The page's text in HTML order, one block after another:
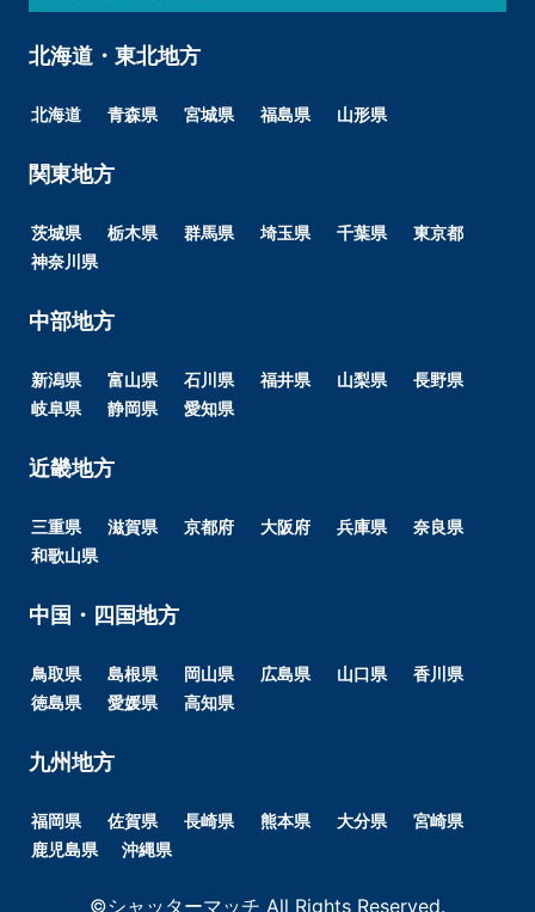
北海道・東北地方
北海道 青森県 宮城県 福島県 山形県
関東地方
茨城県 栃木県 群馬県 埼玉県 千葉県
東京都
神奈川県
中部地方
新潟県 富山県 石川県 福井県 山梨県
長野県
岐阜県
静岡県 愛知県
近畿地方
三重県 滋賀県 京都府 大阪府 兵庫県
奈良県
和歌山県
中国・四国地方
鳥取県 島根県 岡山県 広島県 山口県
香川県
徳島県
愛媛県 高知県
九州地方
福岡県 佐賀県 長崎県 熊本県 大分県
宮崎県
鹿児島県
沖縄県
©シャッターマッチ All Rights Reserved.